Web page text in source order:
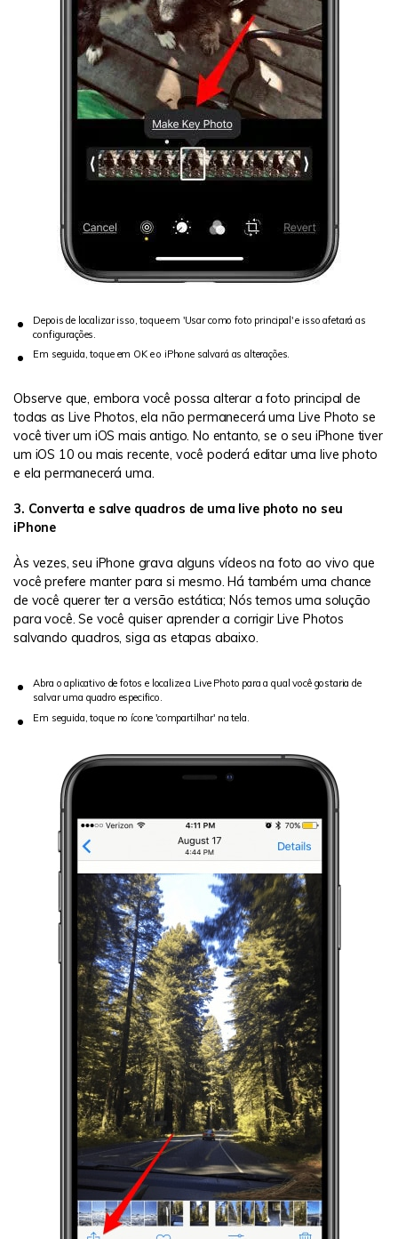
Depois de localizar isso, toque em 'Usar como foto principal' e isso afetará as
configurações.
Em seguida, toque em OK e o iPhone salvará as alterações.
Observe que, embora você possa alterar a foto principal de
todas as Live Photos, ela não permanecerá uma Live Photo se
você tiver um iOS mais antigo. No entanto, se o seu iPhone tiver
um iOS 10 ou mais recente, você poderá editar uma live photo
e ela permanecerá uma.
3. Converta e salve quadros de uma live photo no seu
iPhone
Às vezes, seu iPhone grava alguns vídeos na foto ao vivo que
você prefere manter para si mesmo. Há também uma chance
de você querer ter a versão estática; Nós temos uma solução
para você. Se você quiser aprender a corrigir Live Photos
salvando quadros, siga as etapas abaixo.
Abra o aplicativo de fotos e localize a Live Photo para a qual você gostaria de
salvar uma quadro especifico.
Em seguida, toque no ícone 'compartilhar' na tela.